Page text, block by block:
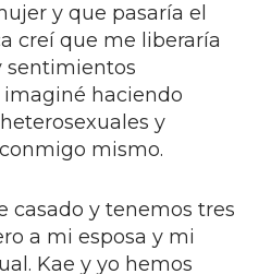
y que pasaría el
creí que me liberaría
sentimientos
imaginé haciendo
y
mismo.
casado y tenemos tres
a mi esposa y mi
Kae y yo hemos